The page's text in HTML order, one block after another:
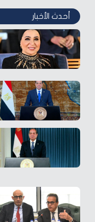
أحدث الأخبار